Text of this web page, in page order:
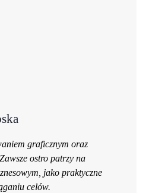
graficznym oraz
ostro patrzy na
jako praktyczne
celów.